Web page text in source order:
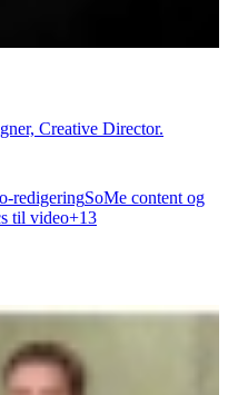
Creative Director.
redigeringSoMe content og
til video+13